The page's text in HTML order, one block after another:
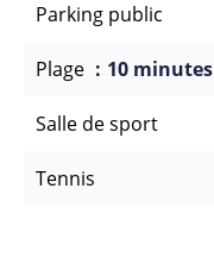
Parking public
Plage 10 minutes
Salle de sport
Tennis